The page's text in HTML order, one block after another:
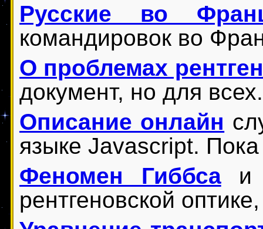
Русские во
командировок во
О проблемах
документ, но для
Описание онлайн
языке Javascript.
Феномен Гиббсаи
рентгеновской